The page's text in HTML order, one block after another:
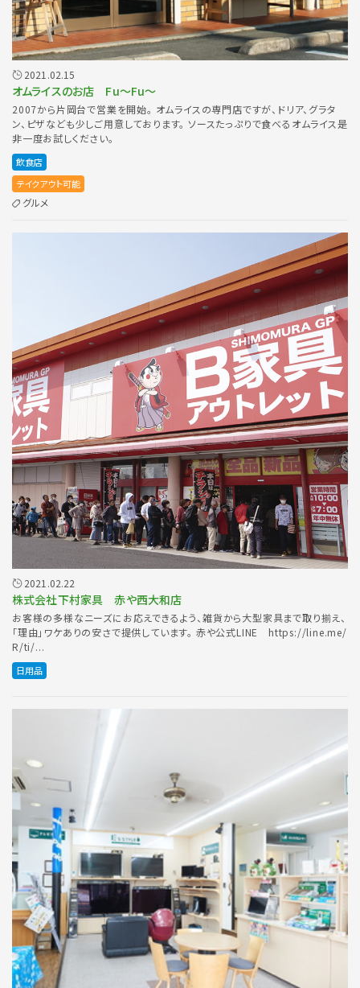
2021.02.15
オムライスのお店 Fu〜Fu〜
2007から片岡台で営業を開始。 オムライスの専門店ですが、ドリア、グラタ
ン、ピザなども少しご用意しております。 ソースたっぷりで食べるオムライス是
非一度お試しください。
飲食店
テイクアウト可能
グルメ
2021.02.22
株式会社下村家具 赤や西大和店
お客様の多様なニーズにお応えできるよう、雑貨から大型家具まで取り揃え、
「理由」ワケありの安さで提供しています。 赤や公式LINE https://line.me/
R/ti/...
日用品